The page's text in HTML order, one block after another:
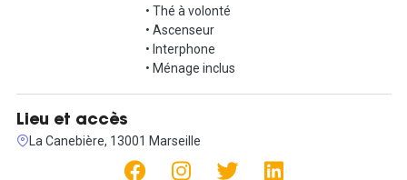
Les bureaux sont accessibles de 9h à 18h , le café et le thé sont
inclus ainsi que l'accès Wi-Fi. L'espace de bureaux de 200m² est
design et offre un cadre de travail agréable et dynamique au
cœur de la cité Phocéenne. Vous aurez accès à un espace cuisine
et un espace de pause. Les locaux sont climatisés. Enfin une
personne est disponible à l'accueil.
disponible sur demande.
• Thé à volonté
• Ascenseur
• Interphone
• Ménage inclus
Lieu et accès
La Canebière, 13001 Marseille